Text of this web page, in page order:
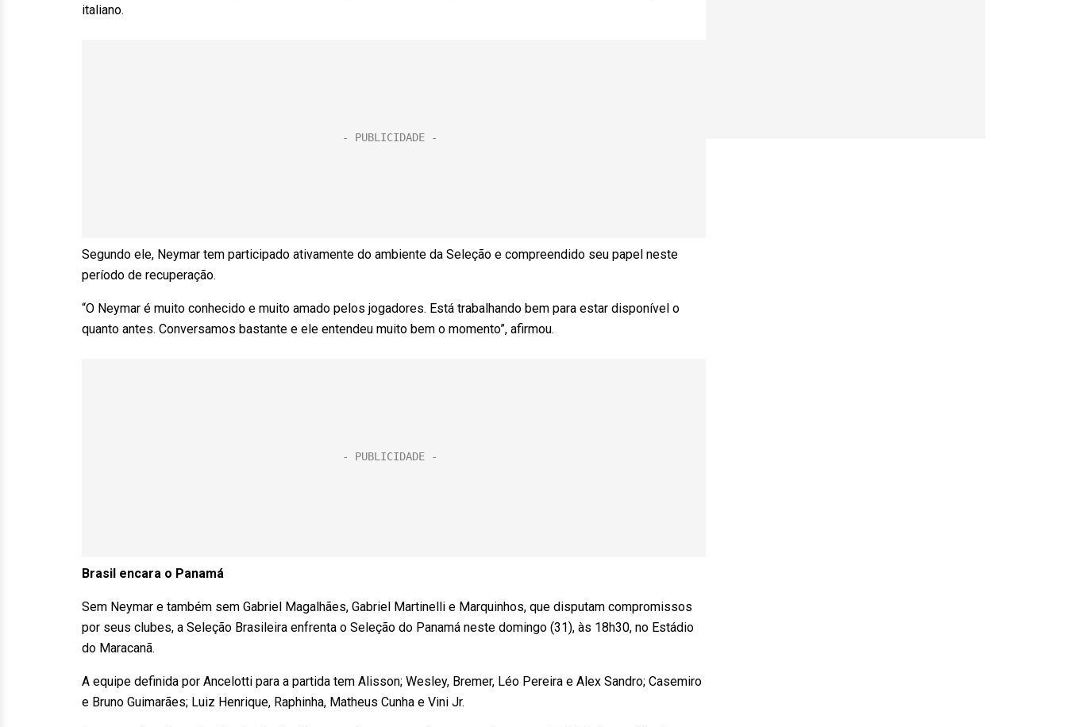
italiano.
Segundo ele, Neymar tem participado ativamente do ambiente da Seleção e compreendido seu papel neste
período de recuperação.
“O Neymar é muito conhecido e muito amado pelos jogadores. Está trabalhando bem para estar disponível o
quanto antes. Conversamos bastante e ele entendeu muito bem o momento”, afirmou.
Brasil encara o Panamá
Sem Neymar e também sem Gabriel Magalhães, Gabriel Martinelli e Marquinhos, que disputam compromissos
por seus clubes, a Seleção Brasileira enfrenta o Seleção do Panamá neste domingo (31), às 18h30, no Estádio
do Maracanã.
A equipe definida por Ancelotti para a partida tem Alisson; Wesley, Bremer, Léo Pereira e Alex Sandro; Casemiro
e Bruno Guimarães; Luiz Henrique, Raphinha, Matheus Cunha e Vini Jr.